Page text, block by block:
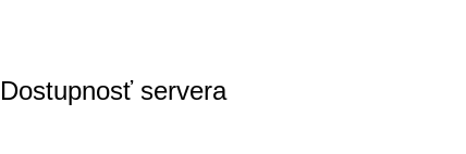
Dostupnosť servera